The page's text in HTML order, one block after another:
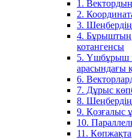
1.
2.
3. Шеңбердің
4. Бұрыштың
котангенсы
5. Үшбұрыш
арасындағы
6.
7. Дұрыс
8.
9. Қозғалыс
10.
11.